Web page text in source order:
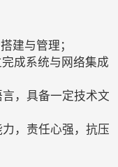
建与管理；
成系统与网络集成
，具备一定技术文
，责任心强，抗压